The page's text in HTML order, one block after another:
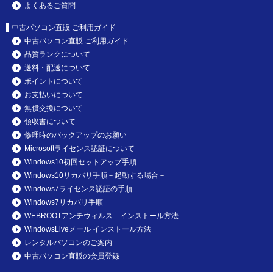
よくあるご質問
中古パソコン直販 ご利用ガイド
中古パソコン直販 ご利用ガイド
品質ランクについて
送料・配送について
ポイントについて
お支払いについて
無償交換について
領収書について
修理時のバックアップのお願い
Microsoftライセンス認証について
Windows10初回セットアップ手順
Windows10リカバリ手順－起動する場合－
Windows7ライセンス認証の手順
Windows7リカバリ手順
WEBROOTアンチウィルス インストール方法
WindowsLiveメール インストール方法
レンタルパソコンのご案内
中古パソコン直販の会員登録